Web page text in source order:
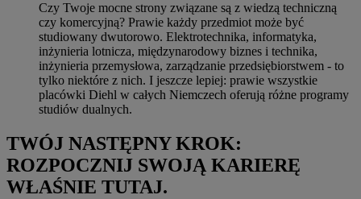
Czy Twoje mocne strony związane są z wiedzą techniczną
czy komercyjną? Prawie każdy przedmiot może być
studiowany dwutorowo. Elektrotechnika, informatyka,
inżynieria lotnicza, międzynarodowy biznes i technika,
inżynieria przemysłowa, zarządzanie przedsiębiorstwem - to
tylko niektóre z nich. I jeszcze lepiej: prawie wszystkie
placówki Diehl w całych Niemczech oferują różne programy
studiów dualnych.
TWÓJ NASTĘPNY KROK:
ROZPOCZNIJ SWOJĄ KARIERĘ
WŁAŚNIE TUTAJ.